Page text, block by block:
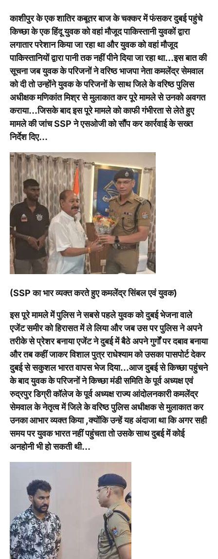
काशीपुर के एक शातिर कबूतर बाज के चक्कर में फंसकर दुबई पहुंचे
किच्छा के एक हिंदू युवक को वहां मौजूद पाकिस्तानी युवकों द्वारा
लगातार परेशान किया जा रहा था और युवक को वहां मौजूद
पाकिस्तानियों द्वारा पानी तक नहीं पीने दिया जा रहा था…इस बात की
सूचना जब युवक के परिजनों ने वरिष्ठ भाजपा नेता कमलेंद्र सेमवाल
को दी तो उन्होंने युवक के परिजनों के साथ जिले के वरिष्ठ पुलिस
अधीक्षक मणिकांत मिश्र से मुलाकात कर पूरे मामले से उनको अवगत
कराया…जिसके बाद इस पूरे मामले को काफी गंभीरता से लेते हुए
मामले की जांच SSP ने एसओजी को सौंप कर कार्रवाई के सख्त
निर्देश दिए…
(SSP का भार व्यक्त करते हुए कमलेंद्र सिंबल एवं युवक)
इस पूरे मामले में पुलिस ने सबसे पहले युवक को दुबई भेजना वाले
एजेंट समीर को हिरासत में ले लिया और जब उस पर पुलिस ने अपने
तरीके से प्रेशर बनाया एजेंट ने दुबई में बैठे अपने गुर्गों पर दबाव बनाया
और तब कहीं जाकर विशाल पुत्र राधेश्याम को उसका पासपोर्ट देकर
दुबई से सकुशल भारत वापस भेज दिया…आज दुबई से किच्छा पहुंचने
के बाद युवक के परिजनों ने किच्छा मंडी समिति के पूर्व अध्यक्ष एवं
रुद्रपुर डिग्री कॉलेज के पूर्व अध्यक्ष राज्य आंदोलनकारी कमलेंद्र
सेमवाल के नेतृत्व में जिले के वरिष्ठ पुलिस अधीक्षक से मुलाकात कर
उनका आभार व्यक्त किया ,क्योंकि उन्हें यह अंदाजा था कि अगर सही
समय पर युवक भारत नहीं पहुंचता तो उसके साथ दुबई में कोई
अनहोनी भी हो सकती थी…